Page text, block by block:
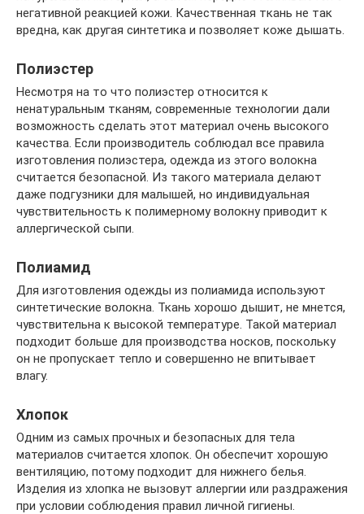
негативной реакцией кожи. Качественная ткань не так
вредна, как другая синтетика и позволяет коже дышать.
Полиэстер
Несмотря на то что полиэстер относится к
ненатуральным тканям, современные технологии дали
возможность сделать этот материал очень высокого
качества. Если производитель соблюдал все правила
изготовления полиэстера, одежда из этого волокна
считается безопасной. Из такого материала делают
даже подгузники для малышей, но индивидуальная
чувствительность к полимерному волокну приводит к
аллергической сыпи.
Полиамид
Для изготовления одежды из полиамида используют
синтетические волокна. Ткань хорошо дышит, не мнется,
чувствительна к высокой температуре. Такой материал
подходит больше для производства носков, поскольку
он не пропускает тепло и совершенно не впитывает
влагу.
Хлопок
Одним из самых прочных и безопасных для тела
материалов считается хлопок. Он обеспечит хорошую
вентиляцию, потому подходит для нижнего белья.
Изделия из хлопка не вызовут аллергии или раздражения
при условии соблюдения правил личной гигиены.